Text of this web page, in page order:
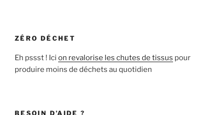
ZÉRO DÉCHET
Eh pssst ! Ici on revalorise les chutes de tissus pour
produire moins de déchets au quotidien
BESOIN D’AIDE ?